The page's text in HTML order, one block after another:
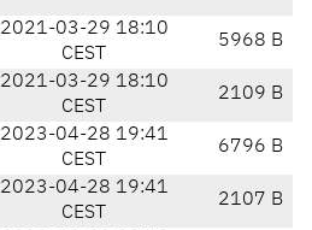
2021-03-29 18:10
CEST
5968 B
2021-03-29 18:10
CEST
2109 B
2023-04-28 19:41
CEST
6796 B
2023-04-28 19:41
CEST
2107 B